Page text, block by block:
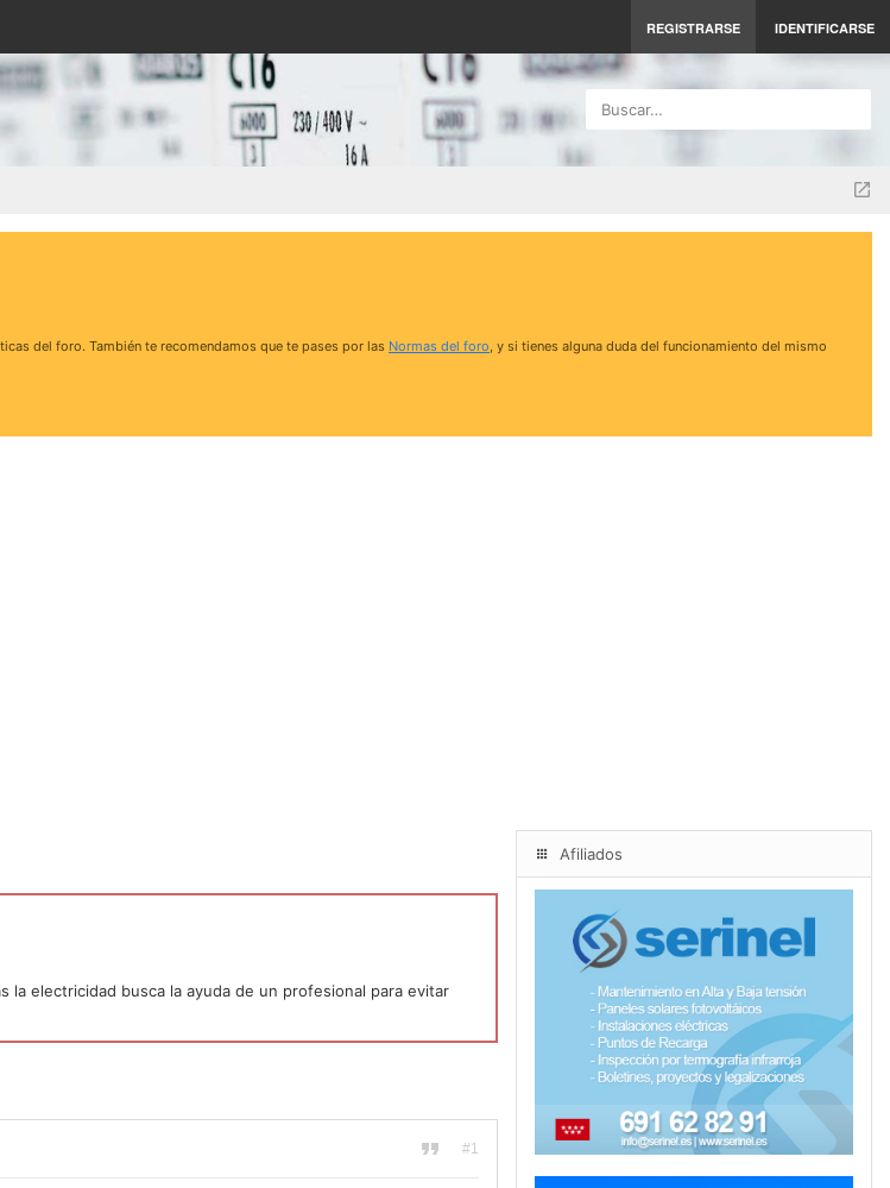
REGISTRARSE IDENTIFICARSE
Buscar…
del foro. También te recomendamos que te pases por las Normas del foro, y si tienes alguna duda del funcionamiento del mismo
la electricidad busca la ayuda de un profesional para evitar
#1
Afiliados